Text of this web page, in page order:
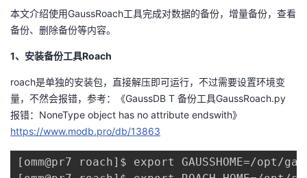
者
的
博
客
我
的
论
我
的
我
本文介绍使用GaussRoach工具完成对数据的备份，增量备份，查看
备份、删除备份等内容。
1、安装备份工具Roach
roach是单独的安装包，直接解压即可运行，不过需要设置环境变
量，不然会报错，参考：《GaussDB T 备份工具GaussRoach.py
报错：NoneType object has no attribute endswith》
https://www.modb.pro/db/13863
[omm@pr7 roach]$ export GAUSSHOME=/opt/